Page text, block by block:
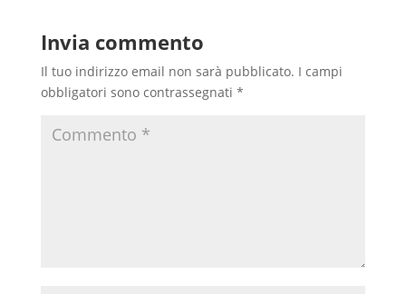
Invia commento
Il tuo indirizzo email non sarà pubblicato. I campi
obbligatori sono contrassegnati *